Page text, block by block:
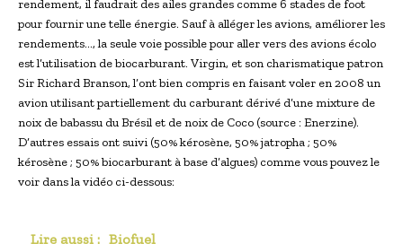
rendement, il faudrait des ailes grandes comme 6 stades de foot
pour fournir une telle énergie. Sauf à alléger les avions, améliorer les
rendements…, la seule voie possible pour aller vers des avions écolo
est l’utilisation de biocarburant. Virgin, et son charismatique patron
Sir Richard Branson, l’ont bien compris en faisant voler en 2008 un
avion utilisant partiellement du carburant dérivé d’une mixture de
noix de babassu du Brésil et de noix de Coco (source : Enerzine).
D’autres essais ont suivi (50% kérosène, 50% jatropha ; 50%
kérosène ; 50% biocarburant à base d’algues) comme vous pouvez le
voir dans la vidéo ci-dessous:
Lire aussi : Biofuel